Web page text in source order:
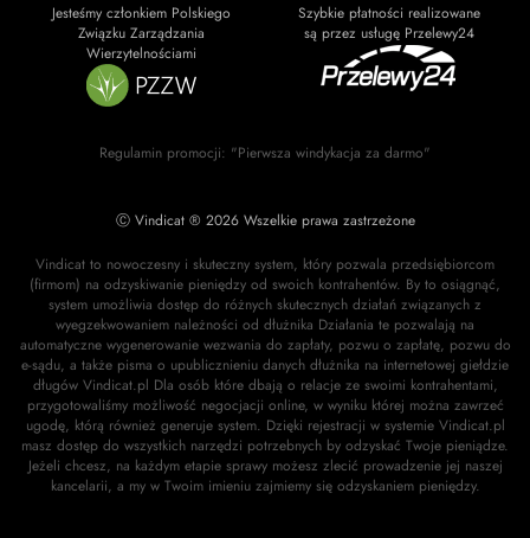
Jesteśmy członkiem Polskiego
Związku Zarządzania
Wierzytelnościami
Szybkie płatności realizowane
są przez usługę Przelewy24
Regulamin promocji: "Pierwsza windykacja za darmo"
Ⓒ Vindicat ® 2026 Wszelkie prawa zastrzeżone
Vindicat to nowoczesny i skuteczny system, który pozwala przedsiębiorcom
(firmom) na odzyskiwanie pieniędzy od swoich kontrahentów. By to osiągnąć,
system umożliwia dostęp do różnych skutecznych działań związanych z
wyegzekwowaniem należności od dłużnika Działania te pozwalają na
automatyczne wygenerowanie wezwania do zapłaty, pozwu o zapłatę, pozwu do
e-sądu, a także pisma o upublicznieniu danych dłużnika na internetowej giełdzie
długów Vindicat.pl Dla osób które dbają o relacje ze swoimi kontrahentami,
przygotowaliśmy możliwość negocjacji online, w wyniku której można zawrzeć
ugodę, którą również generuje system. Dzięki rejestracji w systemie Vindicat.pl
masz dostęp do wszystkich narzędzi potrzebnych by odzyskać Twoje pieniądze.
Jeżeli chcesz, na każdym etapie sprawy możesz zlecić prowadzenie jej naszej
kancelarii, a my w Twoim imieniu zajmiemy się odzyskaniem pieniędzy.